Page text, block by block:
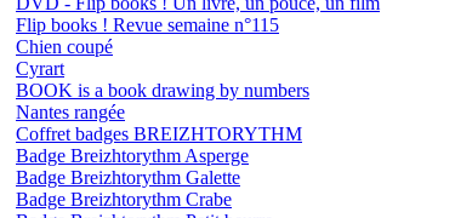
Flip books ! Revue semaine n°115
Chien coupé
Cyrart
BOOK is a book drawing by numbers
Nantes rangée
Coffret badges BREIZHTORYTHM
Badge Breizhtorythm Asperge
Badge Breizhtorythm Galette
Badge Breizhtorythm Crabe